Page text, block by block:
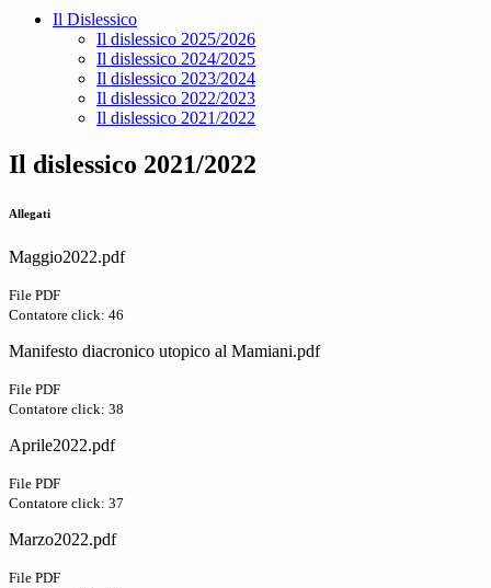
Il Dislessico
Il dislessico 2025/2026
Il dislessico 2024/2025
Il dislessico 2023/2024
Il dislessico 2022/2023
Il dislessico 2021/2022
Il dislessico 2021/2022
Allegati
Maggio2022.pdf
File PDF
Contatore click: 46
Manifesto diacronico utopico al Mamiani.pdf
File PDF
Contatore click: 38
Aprile2022.pdf
File PDF
Contatore click: 37
Marzo2022.pdf
File PDF